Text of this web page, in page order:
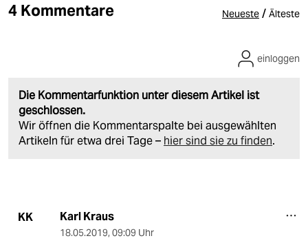
4 Kommentare Neueste / Älteste
Die Kommentarfunktion unter diesem Artikel ist
geschlossen.
Wir öffnen die Kommentarspalte bei ausgewählten
Artikeln für etwa drei Tage – hier sind sie zu finden.
einloggen
KK Karl Kraus
18.05.2019, 09:09 Uhr